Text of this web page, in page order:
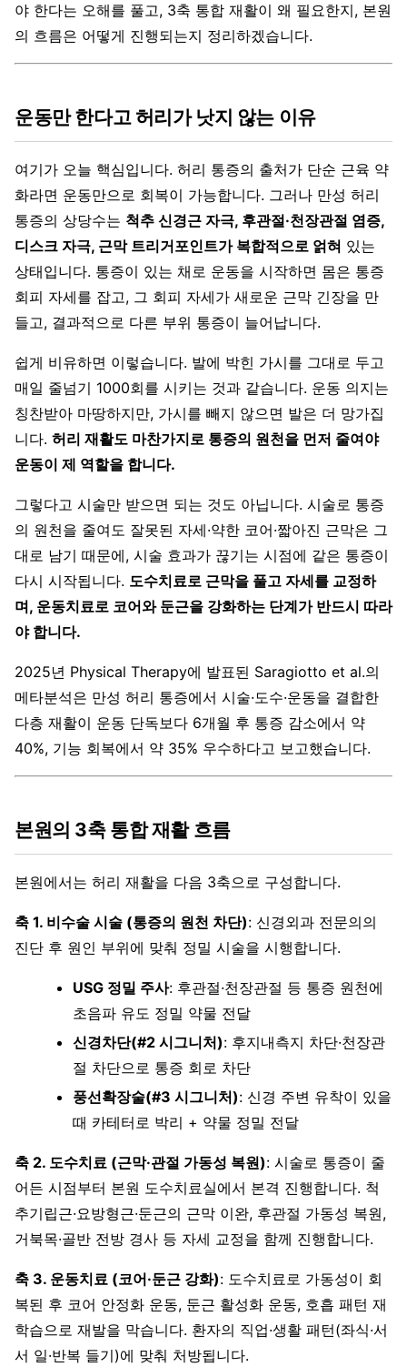
야 한다는 오해를 풀고, 3축 통합 재활이 왜 필요한지, 본원
의 흐름은 어떻게 진행되는지 정리하겠습니다.
운동만 한다고 허리가 낫지 않는 이유
여기가 오늘 핵심입니다. 허리 통증의 출처가 단순 근육 약
화라면 운동만으로 회복이 가능합니다. 그러나 만성 허리
통증의 상당수는 척추 신경근 자극, 후관절·천장관절 염증,
디스크 자극, 근막 트리거포인트가 복합적으로 얽혀 있는
상태입니다. 통증이 있는 채로 운동을 시작하면 몸은 통증
회피 자세를 잡고, 그 회피 자세가 새로운 근막 긴장을 만
들고, 결과적으로 다른 부위 통증이 늘어납니다.
쉽게 비유하면 이렇습니다. 발에 박힌 가시를 그대로 두고
매일 줄넘기 1000회를 시키는 것과 같습니다. 운동 의지는
칭찬받아 마땅하지만, 가시를 빼지 않으면 발은 더 망가집
니다. 허리 재활도 마찬가지로 통증의 원천을 먼저 줄여야
운동이 제 역할을 합니다.
그렇다고 시술만 받으면 되는 것도 아닙니다. 시술로 통증
의 원천을 줄여도 잘못된 자세·약한 코어·짧아진 근막은 그
대로 남기 때문에, 시술 효과가 끊기는 시점에 같은 통증이
다시 시작됩니다. 도수치료로 근막을 풀고 자세를 교정하
며, 운동치료로 코어와 둔근을 강화하는 단계가 반드시 따라
야 합니다.
2025년 Physical Therapy에 발표된 Saragiotto et al.의
메타분석은 만성 허리 통증에서 시술·도수·운동을 결합한
다층 재활이 운동 단독보다 6개월 후 통증 감소에서 약
40%, 기능 회복에서 약 35% 우수하다고 보고했습니다.
본원의 3축 통합 재활 흐름
본원에서는 허리 재활을 다음 3축으로 구성합니다.
축 1. 비수술 시술 (통증의 원천 차단): 신경외과 전문의의
진단 후 원인 부위에 맞춰 정밀 시술을 시행합니다.
USG 정밀 주사: 후관절·천장관절 등 통증 원천에
초음파 유도 정밀 약물 전달
신경차단(#2 시그니처): 후지내측지 차단·천장관
절 차단으로 통증 회로 차단
풍선확장술(#3 시그니처): 신경 주변 유착이 있을
때 카테터로 박리 + 약물 정밀 전달
축 2. 도수치료 (근막·관절 가동성 복원): 시술로 통증이 줄
어든 시점부터 본원 도수치료실에서 본격 진행합니다. 척
추기립근·요방형근·둔근의 근막 이완, 후관절 가동성 복원,
거북목·골반 전방 경사 등 자세 교정을 함께 진행합니다.
축 3. 운동치료 (코어·둔근 강화): 도수치료로 가동성이 회
복된 후 코어 안정화 운동, 둔근 활성화 운동, 호흡 패턴 재
학습으로 재발을 막습니다. 환자의 직업·생활 패턴(좌식·서
서 일·반복 들기)에 맞춰 처방됩니다.